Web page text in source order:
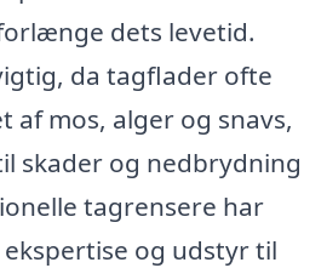
dets levetid.
da tagflader ofte
af mos, alger og snavs,
skader og nedbrydning
tagrensere har
og udstyr til